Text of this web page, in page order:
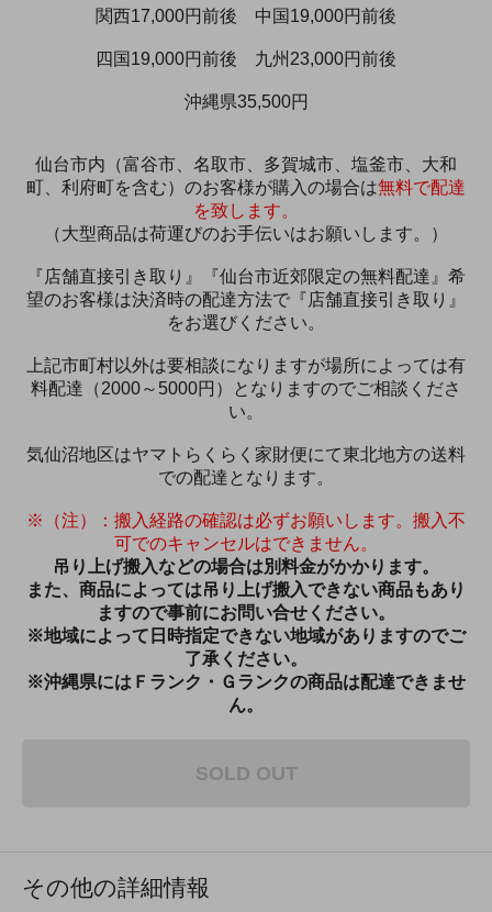
関西17,000円前後 中国19,000円前後
四国19,000円前後 九州23,000円前後
沖縄県35,500円
仙台市内（富谷市、名取市、多賀城市、塩釜市、大和
町、利府町を含む）のお客様が購入の場合は無料で配達
を致します。
（大型商品は荷運びのお手伝いはお願いします。）
『店舗直接引き取り』『仙台市近郊限定の無料配達』希
望のお客様は決済時の配達方法で『店舗直接引き取り』
をお選びください。
上記市町村以外は要相談になりますが場所によっては有
料配達（2000～5000円）となりますのでご相談くださ
い。
気仙沼地区はヤマトらくらく家財便にて東北地方の送料
での配達となります。
※（注）：搬入経路の確認は必ずお願いします。搬入不
可でのキャンセルはできません。
吊り上げ搬入などの場合は別料金がかかります。
また、商品によっては吊り上げ搬入できない商品もあり
ますので事前にお問い合せください。
※地域によって日時指定できない地域がありますのでご
了承ください。
※沖縄県にはＦランク・Ｇランクの商品は配達できませ
ん。
SOLD OUT
その他の詳細情報